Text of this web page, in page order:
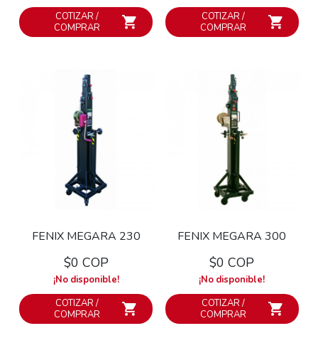
COTIZAR /
COMPRAR
COTIZAR /
COMPRAR
FENIX MEGARA 230
$0 COP
¡No disponible!
COTIZAR /
COMPRAR
FENIX MEGARA 300
$0 COP
¡No disponible!
COTIZAR /
COMPRAR